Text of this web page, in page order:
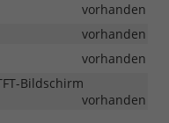
vorhanden
vorhanden
vorhanden
Bildschirm
vorhanden